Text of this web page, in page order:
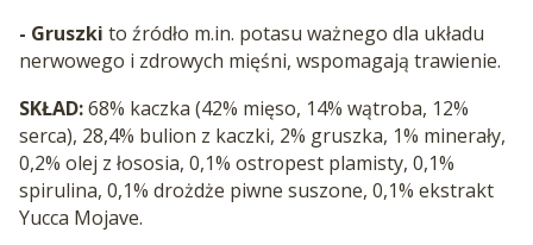
- Gruszki to źródło m.in. potasu ważnego dla układu
nerwowego i zdrowych mięśni, wspomagają trawienie.
SKŁAD:68% kaczka (42% mięso, 14% wątroba, 12%
serca), 28,4% bulion z kaczki, 2% gruszka, 1% minerały,
0,2% olej z łososia, 0,1% ostropest plamisty, 0,1%
spirulina, 0,1% drożdże piwne suszone, 0,1% ekstrakt
Yucca Mojave.